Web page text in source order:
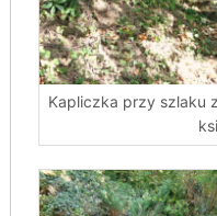
Kapliczka przy szlaku